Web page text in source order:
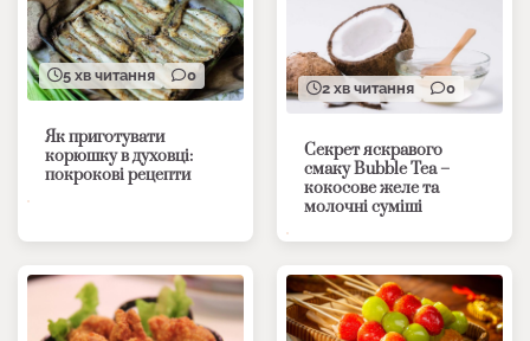
5 хв читання 0
Як приготувати
корюшку в духовці:
покрокові рецепти
2 хв читання 0
Секрет яскравого
смаку Bubble Tea –
кокосове желе та
молочні суміші